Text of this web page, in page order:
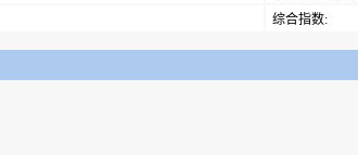
综合指数: